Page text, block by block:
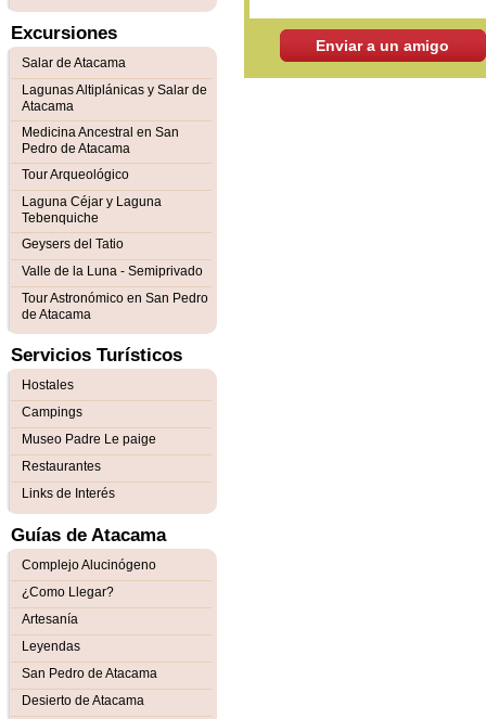
Enviar a un amigo
Excursiones
Salar de Atacama
Lagunas Altiplánicas y Salar de
Atacama
Medicina Ancestral en San
Pedro de Atacama
Tour Arqueológico
Laguna Céjar y Laguna
Tebenquiche
Geysers del Tatio
Valle de la Luna - Semiprivado
Tour Astronómico en San Pedro
de Atacama
Servicios Turísticos
Hostales
Campings
Museo Padre Le paige
Restaurantes
Links de Interés
Guías de Atacama
Complejo Alucinógeno
¿Como Llegar?
Artesanía
Leyendas
San Pedro de Atacama
Desierto de Atacama